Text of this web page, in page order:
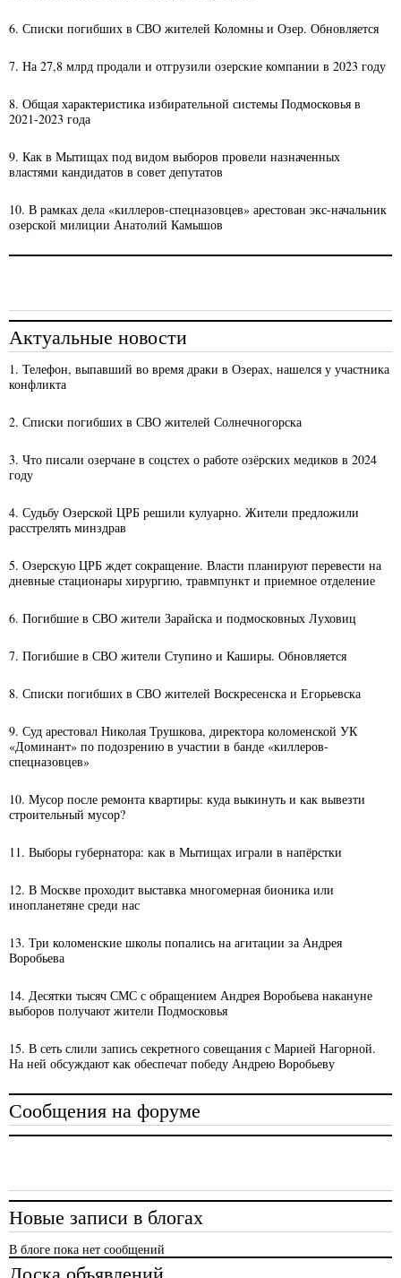
6. Списки погибших в СВО жителей Коломны и Озер. Обновляется
7. На 27,8 млрд продали и отгрузили озерские компании в 2023 году
8. Общая характеристика избирательной системы Подмосковья в
2021-2023 года
9. Как в Мытищах под видом выборов провели назначенных
властями кандидатов в совет депутатов
10. В рамках дела «киллеров-спецназовцев» арестован экс-начальник
озерской милиции Анатолий Камышов
Актуальные новости
1. Телефон, выпавший во время драки в Озерах, нашелся у участника
конфликта
2. Списки погибших в СВО жителей Солнечногорска
3. Что писали озерчане в соцстех о работе озёрских медиков в 2024
году
4. Судьбу Озерской ЦРБ решили кулуарно. Жители предложили
расстрелять минздрав
5. Озерскую ЦРБ ждет сокращение. Власти планируют перевести на
дневные стационары хирургию, травмпункт и приемное отделение
6. Погибшие в СВО жители Зарайска и подмосковных Луховиц
7. Погибшие в СВО жители Ступино и Каширы. Обновляется
8. Списки погибших в СВО жителей Воскресенска и Егорьевска
9. Суд арестовал Николая Трушкова, директора коломенской УК
«Доминант» по подозрению в участии в банде «киллеров-
спецназовцев»
10. Мусор после ремонта квартиры: куда выкинуть и как вывезти
строительный мусор?
11. Выборы губернатора: как в Мытищах играли в напёрстки
12. В Москве проходит выставка многомерная бионика или
инопланетяне среди нас
13. Три коломенские школы попались на агитации за Андрея
Воробьева
14. Десятки тысяч СМС с обращением Андрея Воробьева накануне
выборов получают жители Подмосковья
15. В сеть слили запись секретного совещания с Марией Нагорной.
На ней обсуждают как обеспечат победу Андрею Воробьеву
Сообщения на форуме
Новые записи в блогах
В блоге пока нет сообщений